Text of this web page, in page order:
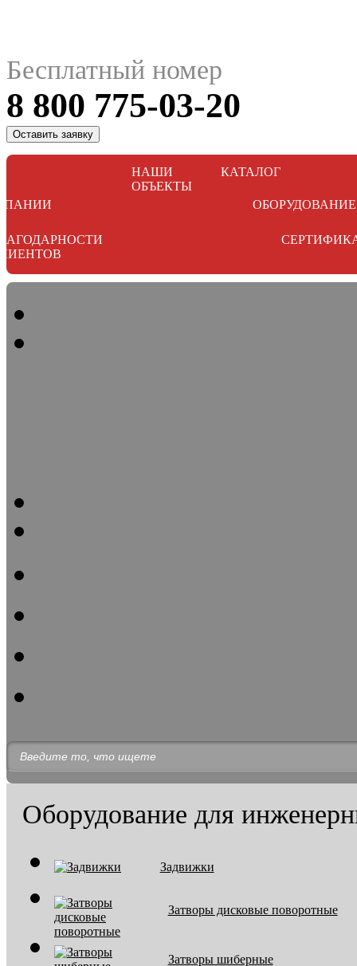
Бесплатный номер
8 800 775-03-20
Оставить заявку
НАШИ
ОБЪЕКТЫ
КАТАЛОГ
ОБОРУДОВАНИЕ
Оборудование для
Задвижки
Затворы дисковые поворотные
Затворы шиберные